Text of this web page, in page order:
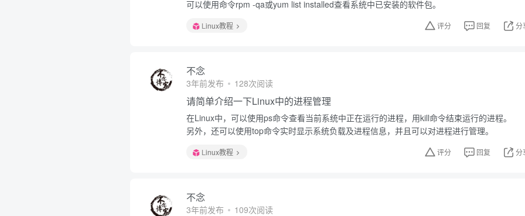
可以使用命令rpm -qa或yum list installed查看系统中已安装的软件包。
Linux教程 评分 回复 分
不念
3年前发布 128次阅读
请简单介绍一下Linux中的进程管理
在Linux中，可以使用ps命令查看当前系统中正在运行的进程，用kill命令结束运行的进程。
另外，还可以使用top命令实时显示系统负载及进程信息，并且可以对进程进行管理。
Linux教程 评分 回复 分
不念
3年前发布 109次阅读